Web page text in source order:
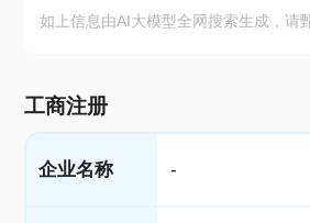
如上信息由AI大模型全网搜索生成，请
工商注册
企业名称 -